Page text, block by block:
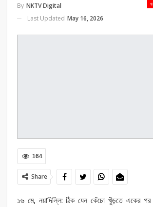
By NKTV Digital
Last Updated May 16, 2026
164
Share
১৬ মে, নয়াদিল্লি: ঠিক যেন কেঁচো খুঁড়তে একের